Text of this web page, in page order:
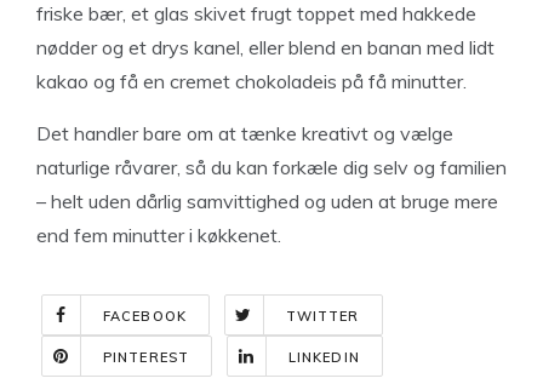
friske bær, et glas skivet frugt toppet med hakkede
nødder og et drys kanel, eller blend en banan med lidt
kakao og få en cremet chokoladeis på få minutter.
Det handler bare om at tænke kreativt og vælge
naturlige råvarer, så du kan forkæle dig selv og familien
– helt uden dårlig samvittighed og uden at bruge mere
end fem minutter i køkkenet.
FACEBOOK TWITTER
PINTEREST LINKEDIN